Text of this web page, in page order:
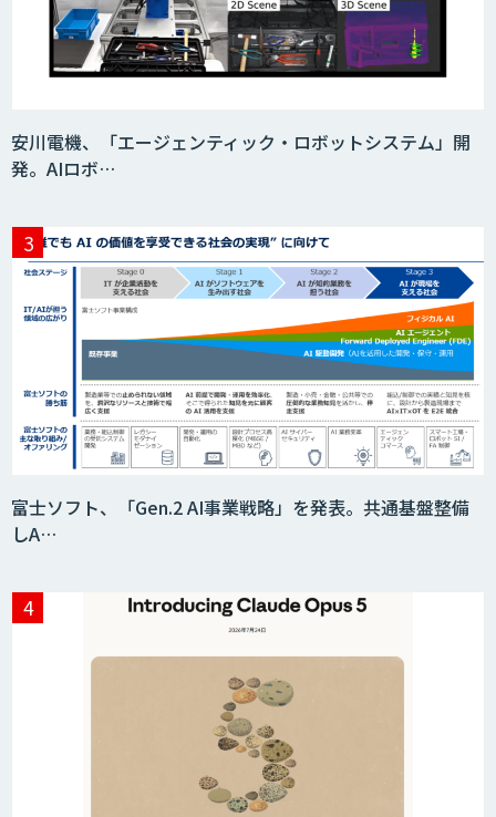
フォーム「ソアスク」
Acompany セキュアチャット
secondz Agentsense
Smart Search
安川電機、「エージェンティック・ロボットシステム」開
発。AIロボ…
富士ソフト、「Gen.2 AI事業戦略」を発表。共通基盤整備
しA…